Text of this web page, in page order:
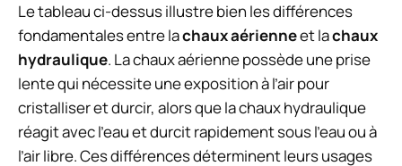
Le tableau ci-dessus illustre bien les différences
fondamentales entre lachaux aérienneet lachaux
hydraulique. La chaux aérienne possède une prise
lente qui nécessite une exposition à l’air pour
cristalliser et durcir, alors que la chaux hydraulique
réagit avec l’eau et durcit rapidement sous l’eau ou à
l’air libre. Ces différences déterminent leurs usages